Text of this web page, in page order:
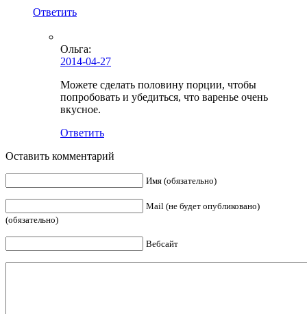
Ответить
Ольга:
2014-04-27
Можете сделать половину порции, чтобы
попробовать и убедиться, что варенье очень
вкусное.
Ответить
Оставить комментарий
Имя (обязательно)
Mail (не будет опубликовано)
(обязательно)
Вебсайт